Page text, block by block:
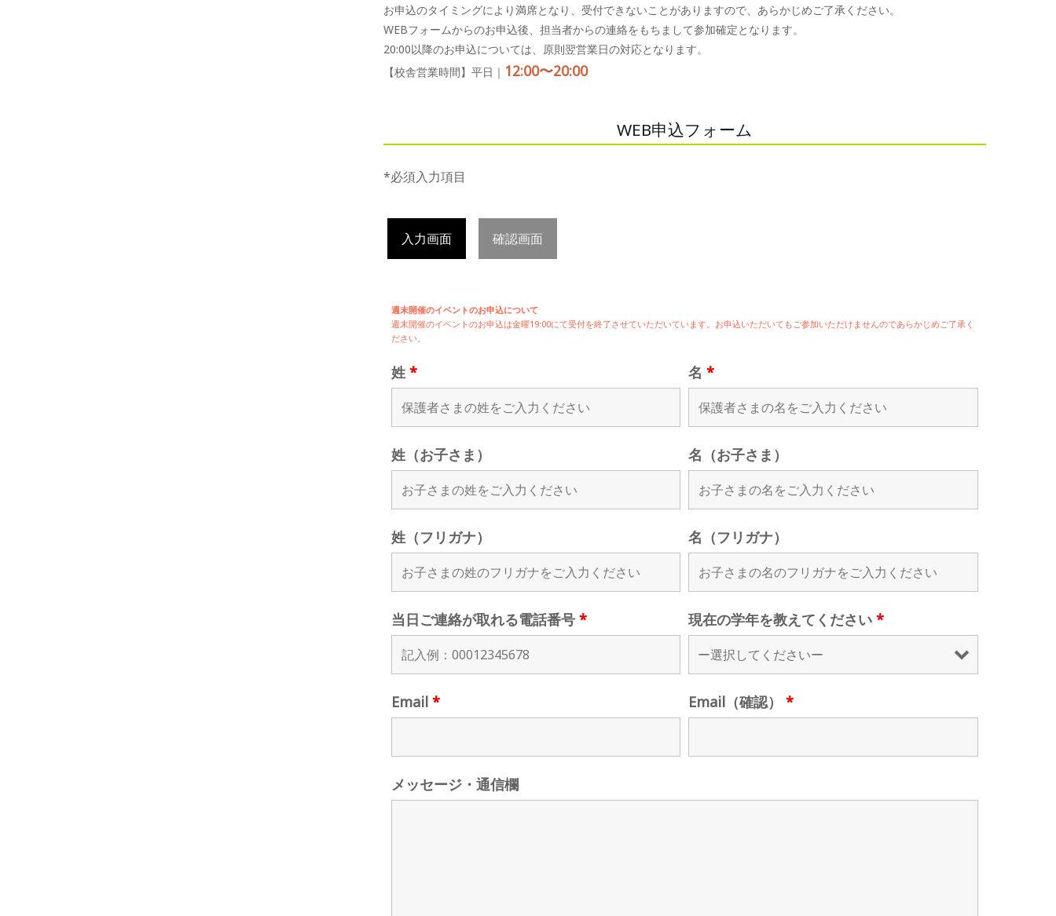
お申込のタイミングにより満席となり、受付できないことがありますので、あらかじめご了承ください。
WEBフォームからのお申込後、担当者からの連絡をもちまして参加確定となります。
20:00以降のお申込については、原則翌営業日の対応となります。
【校舎営業時間】平日｜ 12:00〜20:00
WEB申込フォーム
*必須入力項目
入力画面 確認画面
週末開催のイベントのお申込について
週末開催のイベントのお申込は金曜19:00にて受付を終了させていただいています。お申込いただいてもご参加いただけませんのであらかじめご了承く
ださい。
姓 * 名*
姓（お子さま） 名（お子さま）
姓（フリガナ） 名（フリガナ）
当日ご連絡が取れる電話番号 * 現在の学年を教えてください*
Email * Email（確認）*
メッセージ・通信欄